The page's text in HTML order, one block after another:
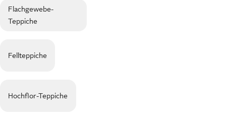
Flachgewebe-
Teppiche
Fellteppiche
Hochflor-Teppiche